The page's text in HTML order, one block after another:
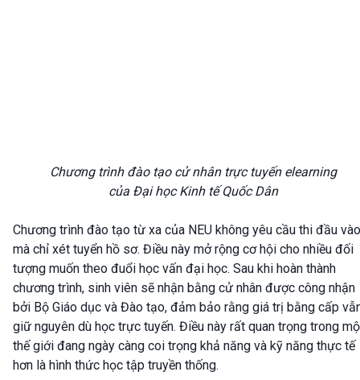
Chương trình đào tạo cử nhân trực tuyến elearning
của Đại học Kinh tế Quốc Dân
Chương trình đào tạo từ xa của NEU không yêu cầu thi đầu vào
mà chỉ xét tuyển hồ sơ. Điều này mở rộng cơ hội cho nhiều đối
tượng muốn theo đuổi học vấn đại học. Sau khi hoàn thành
chương trình, sinh viên sẽ nhận bằng cử nhân được công nhận
bởi Bộ Giáo dục và Đào tạo, đảm bảo rằng giá trị bằng cấp
giữ nguyên dù học trực tuyến. Điều này rất quan trọng trong
thế giới đang ngày càng coi trọng khả năng và kỹ năng thực tế
hơn là hình thức học tập truyền thống.